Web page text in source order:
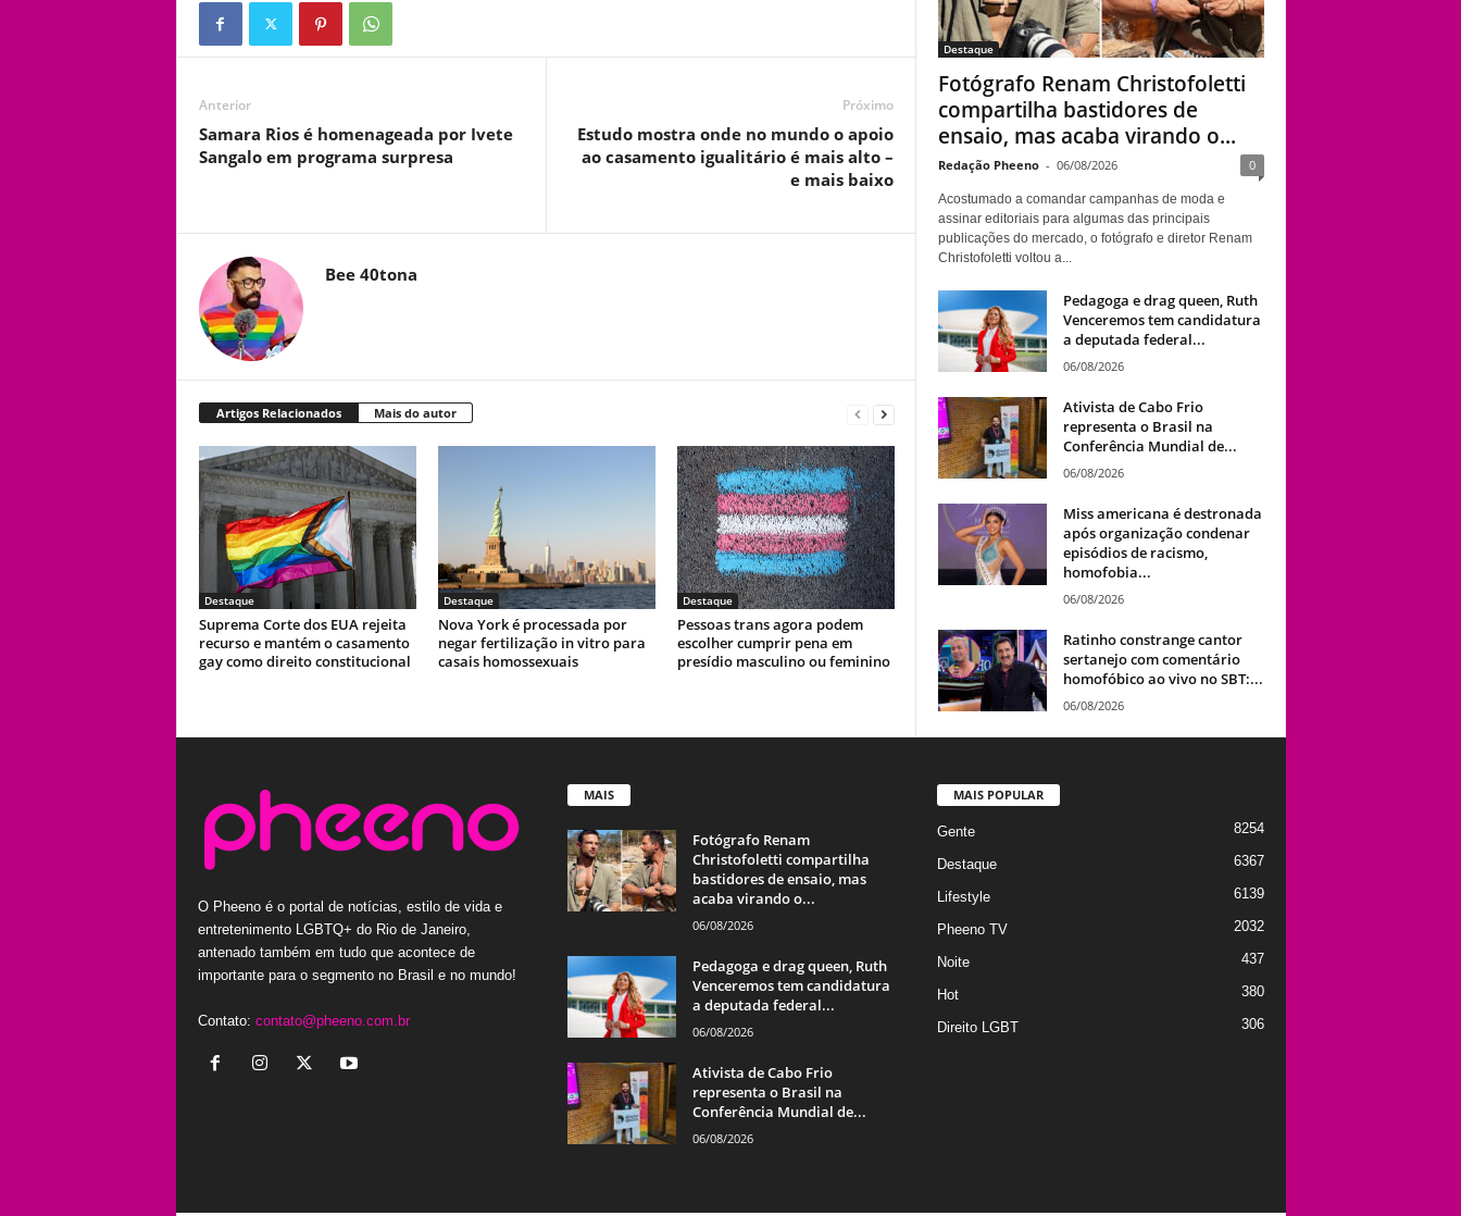
Anterior
Samara Rios é homenageada por Ivete
Sangalo em programa surpresa
Próximo
Estudo mostra onde no mundo o apoio
ao casamento igualitário é mais alto –
e mais baixo
Bee 40tona
Artigos Relacionados Mais do autor
Destaque
Suprema Corte dos EUA rejeita
recurso e mantém o casamento
gay como direito constitucional
Destaque
Nova York é processada por
negar fertilização in vitro para
casais homossexuais
Destaque
Pessoas trans agora podem
escolher cumprir pena em
presídio masculino ou feminino
Destaque
Fotógrafo Renam Christofoletti
compartilha bastidores de
ensaio, mas acaba virando o...
Redação Pheeno - 06/08/2026 0
Acostumado a comandar campanhas de moda e
assinar editoriais para algumas das principais
publicações do mercado, o fotógrafo e diretor Renam
Christofoletti voltou a...
Pedagoga e drag queen, Ruth
Venceremos tem candidatura
a deputada federal...
06/08/2026
Ativista de Cabo Frio
representa o Brasil na
Conferência Mundial de...
06/08/2026
Miss americana é destronada
após organização condenar
episódios de racismo,
homofobia...
06/08/2026
Ratinho constrange cantor
sertanejo com comentário
homofóbico ao vivo no SBT:...
06/08/2026
O Pheeno é o portal de notícias, estilo de vida e
entretenimento LGBTQ+ do Rio de Janeiro,
antenado também em tudo que acontece de
importante para o segmento no Brasil e no mundo!
Contato: contato@pheeno.com.br
MAIS
Fotógrafo Renam
Christofoletti compartilha
bastidores de ensaio, mas
acaba virando o...
06/08/2026
Pedagoga e drag queen, Ruth
Venceremos tem candidatura
a deputada federal...
06/08/2026
Ativista de Cabo Frio
representa o Brasil na
Conferência Mundial de...
06/08/2026
MAIS POPULAR
Gente 8254
Destaque 6367
Lifestyle 6139
Pheeno TV 2032
Noite 437
Hot 380
Direito LGBT 306